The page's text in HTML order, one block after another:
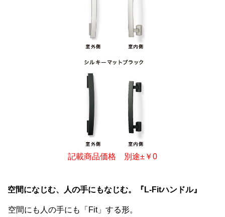
記載商品価格 別途±￥0
空間になじむ、人の手にもなじむ。『L-Fitハンドル』
空間にも人の手にも「Fit」する形。